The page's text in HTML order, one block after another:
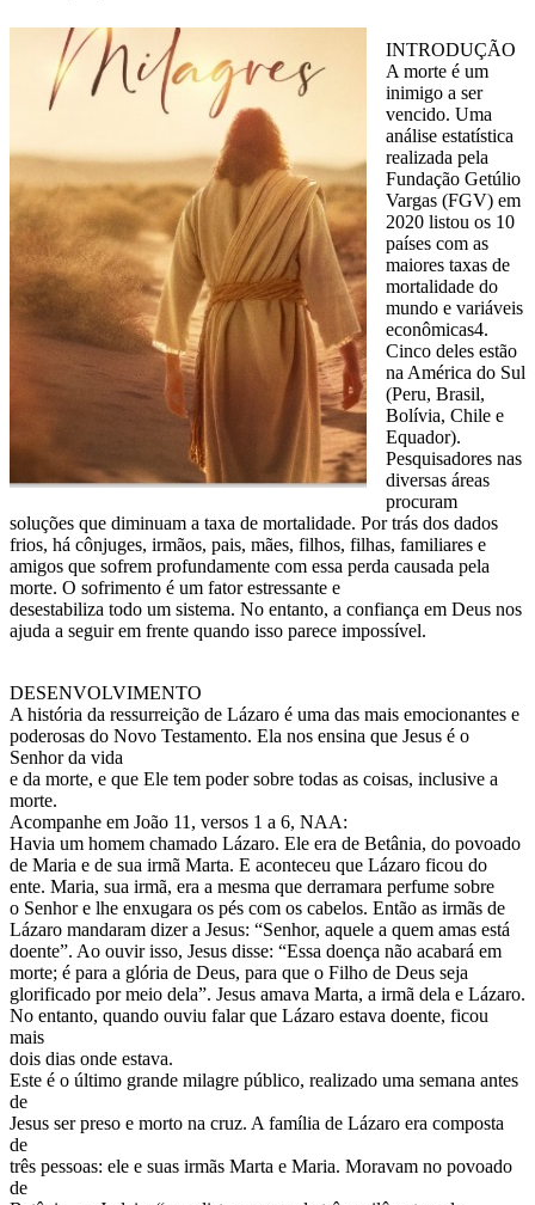
INTRODUÇÃO
A morte é um
inimigo a ser
vencido. Uma
análise estatística
realizada pela
Fundação Getúlio
Vargas (FGV) em
2020 listou os 10
países com as
maiores taxas de
mortalidade do
mundo e variáveis
econômicas4.
Cinco deles estão
na América do Sul
(Peru, Brasil,
Bolívia, Chile e
Equador).
Pesquisadores nas
diversas áreas
procuram
soluções que diminuam a taxa de mortalidade. Por trás dos dados
frios, há cônjuges, irmãos, pais, mães, filhos, filhas, familiares e
amigos que sofrem profundamente com essa perda causada pela
morte. O sofrimento é um fator estressante e
desestabiliza todo um sistema. No entanto, a confiança em Deus nos
ajuda a seguir em frente quando isso parece impossível.
DESENVOLVIMENTO
A história da ressurreição de Lázaro é uma das mais emocionantes e
poderosas do Novo Testamento. Ela nos ensina que Jesus é o
Senhor da vida
e da morte, e que Ele tem poder sobre todas as coisas, inclusive a
morte.
Acompanhe em João 11, versos 1 a 6, NAA:
Havia um homem chamado Lázaro. Ele era de Betânia, do povoado
de Maria e de sua irmã Marta. E aconteceu que Lázaro ficou do
ente. Maria, sua irmã, era a mesma que derramara perfume sobre
o Senhor e lhe enxugara os pés com os cabelos. Então as irmãs de
Lázaro mandaram dizer a Jesus: “Senhor, aquele a quem amas está
doente”. Ao ouvir isso, Jesus disse: “Essa doença não acabará em
morte; é para a glória de Deus, para que o Filho de Deus seja
glorificado por meio dela”. Jesus amava Marta, a irmã dela e Lázaro.
No entanto, quando ouviu falar que Lázaro estava doente, ficou
mais
dois dias onde estava.
Este é o último grande milagre público, realizado uma semana antes
de
Jesus ser preso e morto na cruz. A família de Lázaro era composta
de
três pessoas: ele e suas irmãs Marta e Maria. Moravam no povoado
de